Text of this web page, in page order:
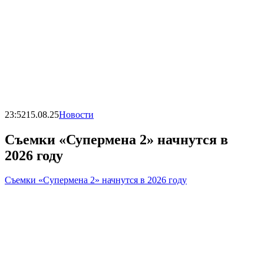
23:5215.08.25Новости
Съемки «Супермена 2» начнутся в
2026 году
Съемки «Супермена 2» начнутся в 2026 году